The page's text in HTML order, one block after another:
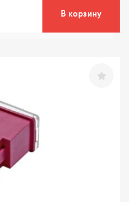
В корзину